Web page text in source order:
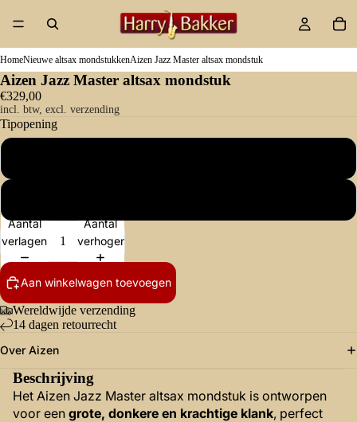
HomeNieuwe altsax mondstukkenAizen Jazz Master altsax mondstuk
Aizen Jazz Master altsax mondstuk
€329,00
incl. btw, excl. verzending
Tipopening
Aantal
verlagen
Aantal
verhogen
Aan winkelwagen toevoegen
Wereldwijde verzending
14 dagen retourrecht
Over Aizen
Beschrijving
Het Aizen Jazz Master altsax mondstuk is ontworpen
voor een grote, donkere en krachtige klank, perfect